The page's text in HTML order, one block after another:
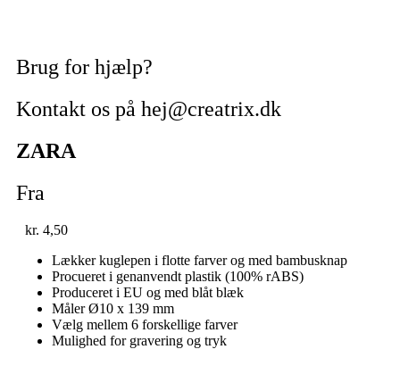
Brug for hjælp?
Kontakt os på hej@creatrix.dk
ZARA
Fra
kr. 4,50
Lækker kuglepen i flotte farver og med bambusknap
Procueret i genanvendt plastik (100% rABS)
Produceret i EU og med blåt blæk
Måler Ø10 x 139 mm
Vælg mellem 6 forskellige farver
Mulighed for gravering og tryk